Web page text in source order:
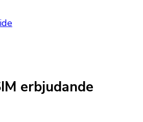
erbjudande